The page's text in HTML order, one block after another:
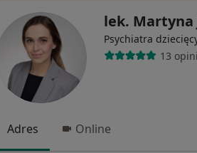
lek. Martyna
Psychiatra
13
Adres Online